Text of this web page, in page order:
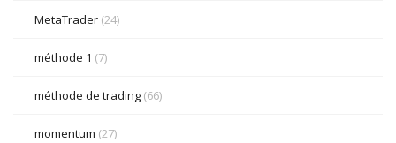
MetaTrader (24)
méthode 1 (7)
méthode de trading (66)
momentum (27)